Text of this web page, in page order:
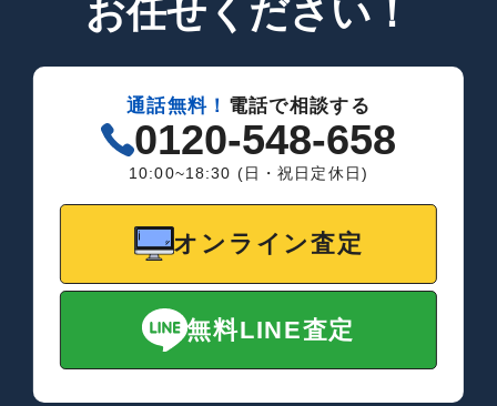
お任せください！
通話無料！ 電話で相談する
0120-548-658
10:00~18:30 (日・祝日定休日)
オンライン査定
無料LINE査定